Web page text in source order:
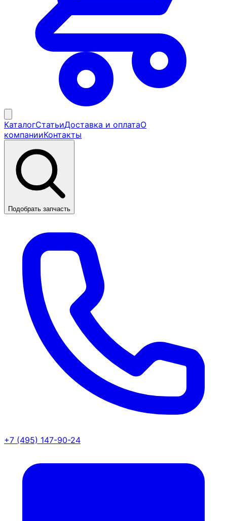
КаталогСтатьиДоставка и оплатаО
компанииКонтакты
Подобрать запчасть
+7 (495) 147-90-24